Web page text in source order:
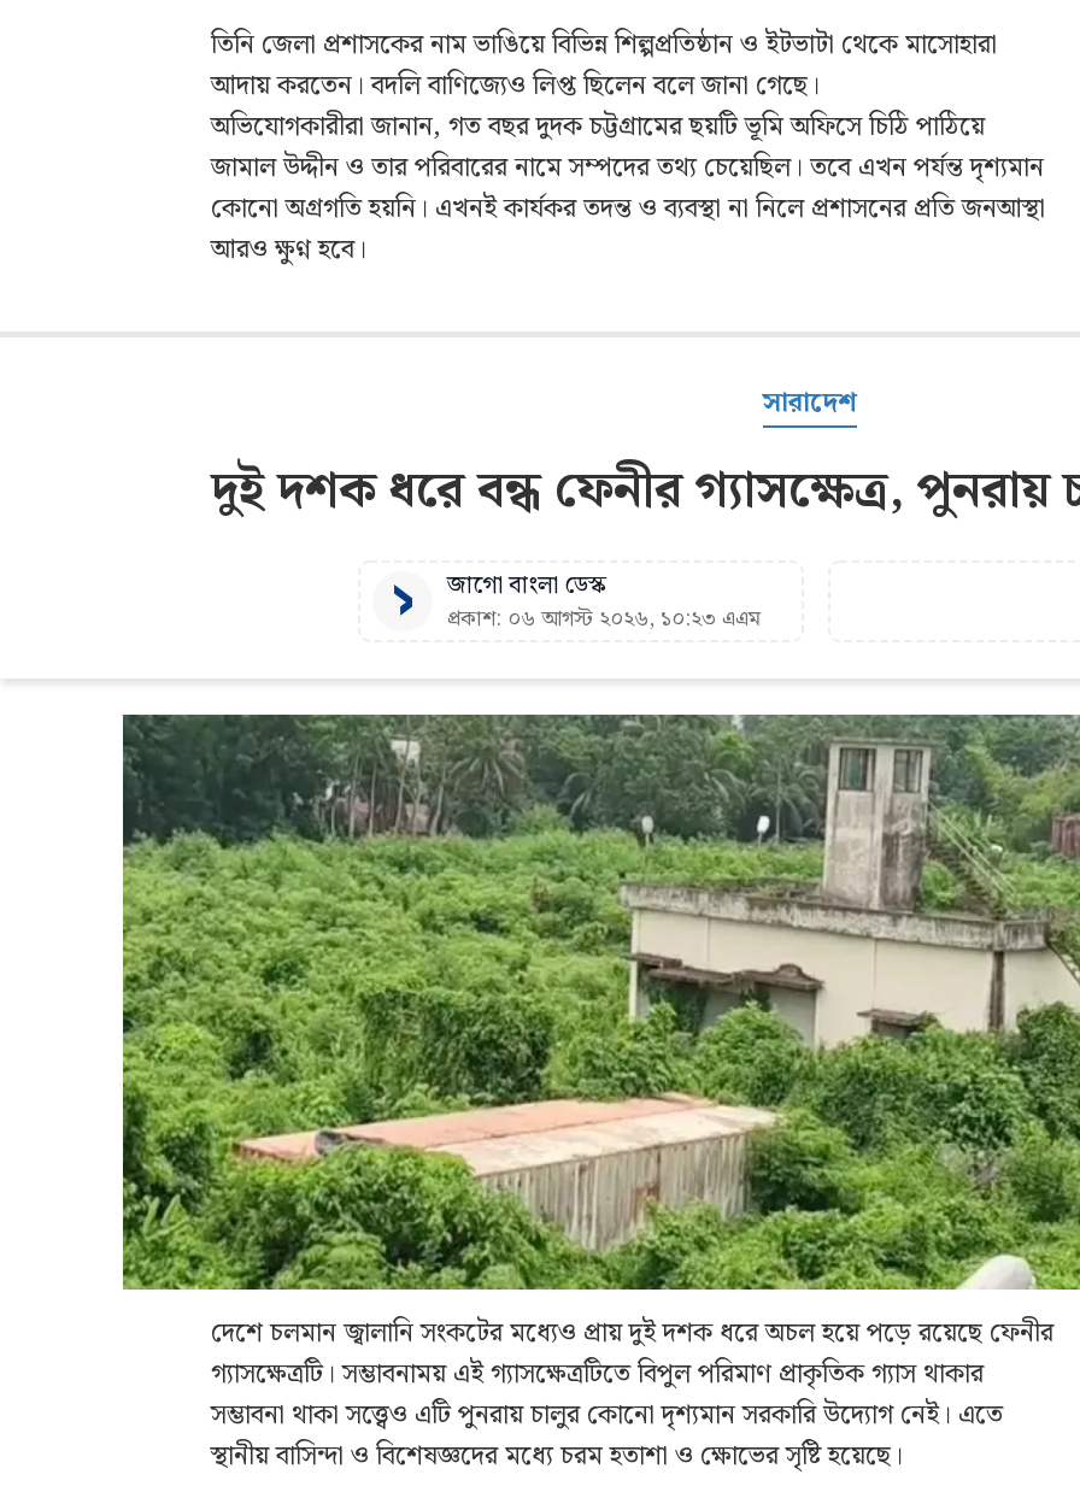
তিনি জেলা প্রশাসকের নাম ভাঙিয়ে বিভিন্ন শিল্পপ্রতিষ্ঠান ও ইটভাটা থেকে মাসোহারা
আদায় করতেন। বদলি বাণিজ্যেও লিপ্ত ছিলেন বলে জানা গেছে।
অভিযোগকারীরা জানান, গত বছর দুদক চট্টগ্রামের ছয়টি ভূমি অফিসে চিঠি পাঠিয়ে
জামাল উদ্দীন ও তার পরিবারের নামে সম্পদের তথ্য চেয়েছিল। তবে এখন পর্যন্ত দৃশ্যমান
কোনো অগ্রগতি হয়নি। এখনই কার্যকর তদন্ত ও ব্যবস্থা না নিলে প্রশাসনের প্রতি জনআস্থা
আরও ক্ষুণ্ন হবে।
সারাদেশ
দুই দশক ধরে বন্ধ ফেনীর গ্যাসক্ষেত্র,
জাগো বাংলা ডেস্ক
প্রকাশ: ০৬ আগস্ট ২০২৬, ১০:২৩ এএম
দেশে চলমান জ্বালানি সংকটের মধ্যেও প্রায় দুই দশক ধরে অচল হয়ে পড়ে রয়েছে ফেনীর
গ্যাসক্ষেত্রটি। সম্ভাবনাময় এই গ্যাসক্ষেত্রটিতে বিপুল পরিমাণ প্রাকৃতিক গ্যাস থাকার
সম্ভাবনা থাকা সত্ত্বেও এটি পুনরায় চালুর কোনো দৃশ্যমান সরকারি উদ্যোগ নেই। এতে
স্থানীয় বাসিন্দা ও বিশেষজ্ঞদের মধ্যে চরম হতাশা ও ক্ষোভের সৃষ্টি হয়েছে।